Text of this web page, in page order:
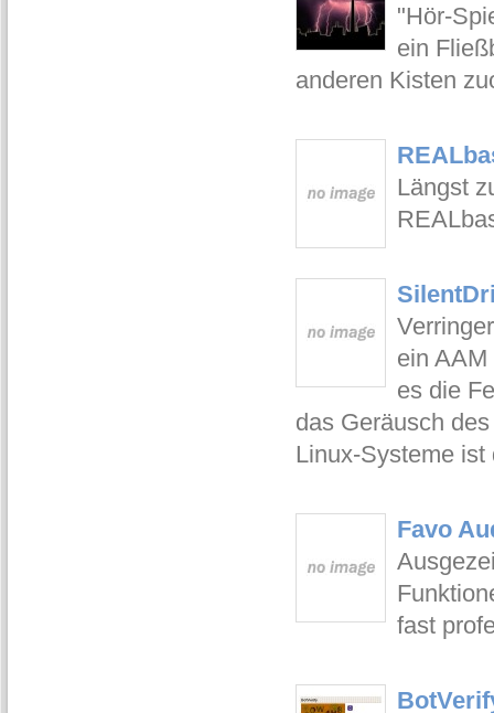
"Hör-
ein
anderen Kisten
Längst
ein
es die
das Geräusch
Linux-Systeme ist
Favo
fast